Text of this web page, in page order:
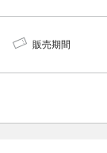
販売期間